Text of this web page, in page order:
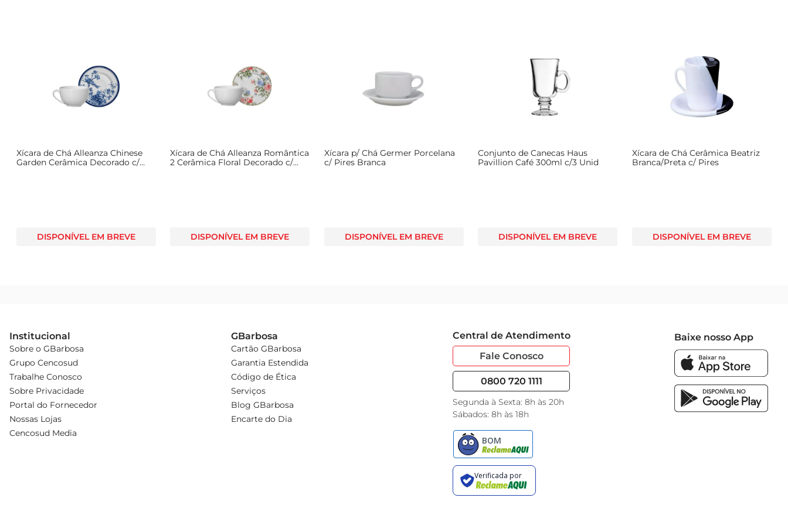
Xícara de Chá Alleanza Chinese
Garden Cerâmica Decorado c/
DISPONÍVEL EM BREVE
Xícara de Chá Alleanza Romântica
2 Cerâmica Floral Decorado c/
DISPONÍVEL EM BREVE
Xícara p/ Chá Germer Porcelana
c/ Pires Branca
DISPONÍVEL EM BREVE
Conjunto de Canecas Haus
Pavillion Café 300ml c/3 Unid
DISPONÍVEL EM BREVE
Xícara de Chá Cerâmica Beatriz
Branca/Preta c/ Pires
DISPONÍVEL EM BREVE
Institucional
Sobre o GBarbosa
Grupo Cencosud
Trabalhe Conosco
Sobre Privacidade
Portal do Fornecedor
Nossas Lojas
Cencosud Media
GBarbosa
Cartão GBarbosa
Garantia Estendida
Código de Ética
Serviços
Blog GBarbosa
Encarte do Dia
Central de Atendimento
Fale Conosco
0800 720 1111
Segunda à Sexta: 8h às 20h
Sábados: 8h às 18h
Baixe nosso App